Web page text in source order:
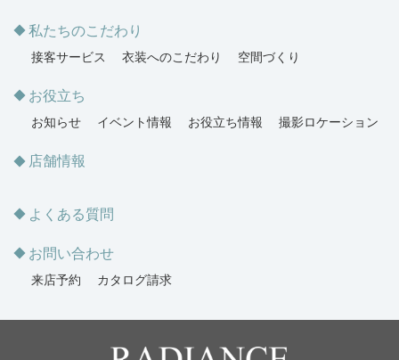
私たちのこだわり
接客サービス 衣装へのこだわり 空間づくり
お役立ち
お知らせ イベント情報 お役立ち情報 撮影ロケーション
店舗情報
よくある質問
お問い合わせ
来店予約 カタログ請求